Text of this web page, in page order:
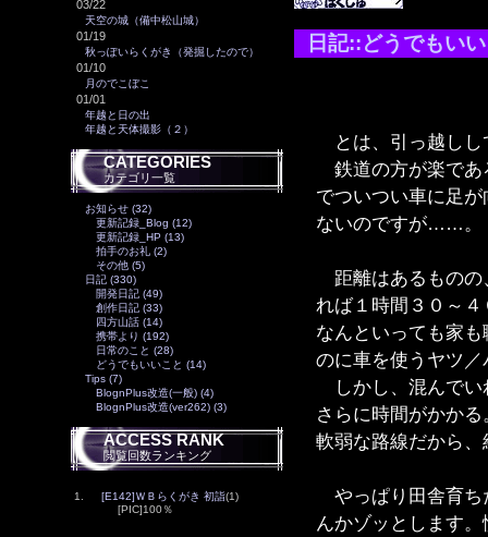
03/22
天空の城（備中松山城）
01/19
秋っぽいらくがき（発掘したので）
01/10
月のでこぼこ
01/01
年越と日の出
年越と天体撮影（２）
CATEGORIES
カテゴリ一覧
お知らせ (32)
更新記録_Blog (12)
更新記録_HP (13)
拍手のお礼 (2)
その他 (5)
日記 (330)
開発日記 (49)
創作日記 (33)
四方山話 (14)
携帯より (192)
日常のこと (28)
どうでもいいこと (14)
Tips (7)
BlognPlus改造(一般) (4)
BlognPlus改造(ver262) (3)
ACCESS RANK
閲覧回数ランキング
1. [E142]ＷＢらくがき 初詣(1)
[PIC]100％
日記::どうでもい
とは、引っ越しし
鉄道の方が楽であ
でついつい車に足
ないのですが……。
距離はあるものの
れば１時間３０～
なんといっても家
のに車を使うヤツ／
しかし、混んでい
さらに時間がかか
軟弱な路線だから
やっぱり田舎育ち
んかゾッとします